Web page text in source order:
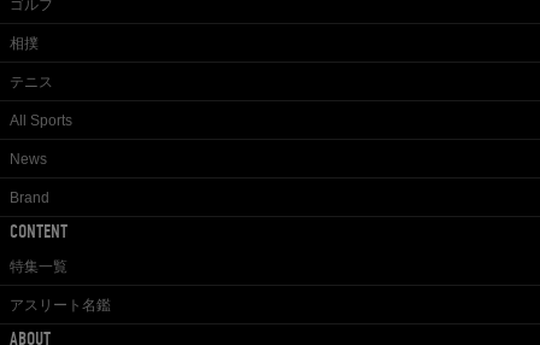
ゴルフ
相撲
テニス
All Sports
News
Brand
CONTENT
特集一覧
アスリート名鑑
ABOUT